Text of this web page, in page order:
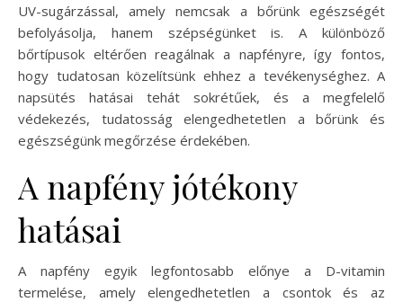
UV-sugárzással, amely nemcsak a bőrünk egészségét
befolyásolja, hanem szépségünket is. A különböző
bőrtípusok eltérően reagálnak a napfényre, így fontos,
hogy tudatosan közelítsünk ehhez a tevékenységhez. A
napsütés hatásai tehát sokrétűek, és a megfelelő
védekezés, tudatosság elengedhetetlen a bőrünk és
egészségünk megőrzése érdekében.
A napfény jótékony
hatásai
A napfény egyik legfontosabb előnye a D-vitamin
termelése, amely elengedhetetlen a csontok és az